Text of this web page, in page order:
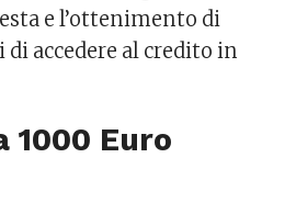
e l’ottenimento di
accedere al credito in
1000 Euro